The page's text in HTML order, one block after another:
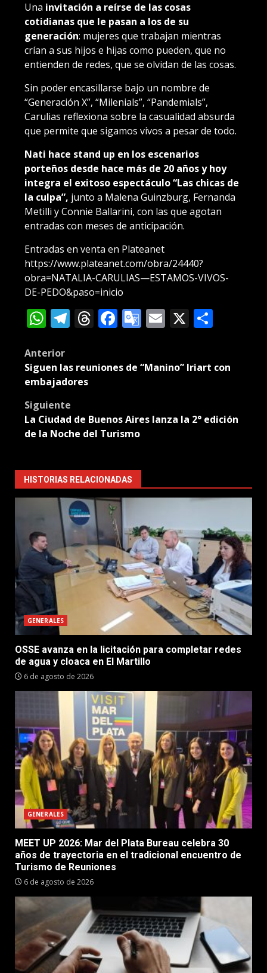
Una invitación a reírse de las cosas
cotidianas que le pasan a los de su
generación: mujeres que trabajan mientras
crían a sus hijos e hijas como pueden, que no
entienden de redes, que se olvidan de las cosas.
Sin poder encasillarse bajo un nombre de
“Generación X”, “Milenials”, “Pandemials”,
Carulias reflexiona sobre la casualidad absurda
que permite que sigamos vivos a pesar de todo.
Nati hace stand up en los escenarios
porteños desde hace más de 20 años y hoy
integra el exitoso espectáculo “Las chicas de
la culpa”, junto a Malena Guinzburg, Fernanda
Metilli y Connie Ballarini, con las que agotan
entradas con meses de anticipación.
Entradas en venta en Plateanet
https://www.plateanet.com/obra/24440?
obra=NATALIA-CARULIAS—ESTAMOS-VIVOS-
DE-PEDO&paso=inicio
WhatsApp
Telegram
Threads
Facebook
Google
Email
X
Post
navigation
Anterior
Siguen las reuniones de “Manino” Iriart con
embajadores
Siguiente
La Ciudad de Buenos Aires lanza la 2° edición
de la Noche del Turismo
HISTORIAS RELACIONADAS
GENERALES
OSSE avanza en la licitación para completar redes
de agua y cloaca en El Martillo
6 de agosto de 2026
GENERALES
MEET UP 2026: Mar del Plata Bureau celebra 30
años de trayectoria en el tradicional encuentro de
Turismo de Reuniones
6 de agosto de 2026